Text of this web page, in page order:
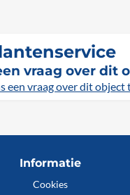
vraag over dit
een vraag over dit object
Informatie
Cookies